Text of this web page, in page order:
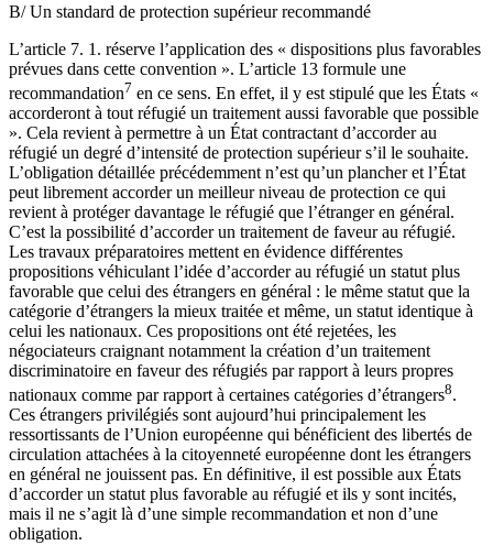
B/ Un standard de protection supérieur recommandé
L’article 7. 1. réserve l’application des « dispositions plus favorables
prévues dans cette convention ». L’article 13 formule une
recommandation7 en ce sens. En effet, il y est stipulé que les États «
accorderont à tout réfugié un traitement aussi favorable que possible
». Cela revient à permettre à un État contractant d’accorder au
réfugié un degré d’intensité de protection supérieur s’il le souhaite.
L’obligation détaillée précédemment n’est qu’un plancher et l’État
peut librement accorder un meilleur niveau de protection ce qui
revient à protéger davantage le réfugié que l’étranger en général.
C’est la possibilité d’accorder un traitement de faveur au réfugié.
Les travaux préparatoires mettent en évidence différentes
propositions véhiculant l’idée d’accorder au réfugié un statut plus
favorable que celui des étrangers en général : le même statut que la
catégorie d’étrangers la mieux traitée et même, un statut identique à
celui les nationaux. Ces propositions ont été rejetées, les
négociateurs craignant notamment la création d’un traitement
discriminatoire en faveur des réfugiés par rapport à leurs propres
nationaux comme par rapport à certaines catégories d’étrangers8.
Ces étrangers privilégiés sont aujourd’hui principalement les
ressortissants de l’Union européenne qui bénéficient des libertés de
circulation attachées à la citoyenneté européenne dont les étrangers
en général ne jouissent pas. En définitive, il est possible aux États
d’accorder un statut plus favorable au réfugié et ils y sont incités,
mais il ne s’agit là d’une simple recommandation et non d’une
obligation.